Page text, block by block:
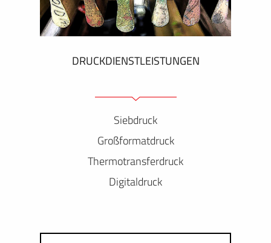
DRUCKDIENSTLEISTUNGEN
Siebdruck
Großformatdruck
Thermotransferdruck
Digitaldruck